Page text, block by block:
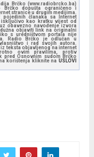
Brčko (www.radiobrcko.ba)
dopušta ograničeno i
stranice u drugim medijima.
članaka sa Internet
isključivo kao kratku vijest od
obavezno navođenje izvora
objaviti link na originalni
s uredništvom portala nije
Radio Brčko je odlučan u
i rad svojih autora.
teksta objavljenog na internet
ovim pravilima, protiv
pred Osnovnim sudom Brčko
korištenja kliknite na USLOVI